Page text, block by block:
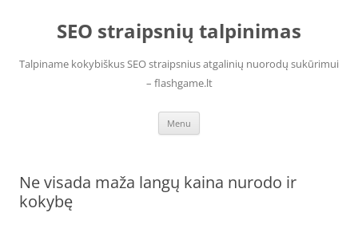
contentSEO straipsnių talpinimas
Talpiname kokybiškus SEO straipsnius atgalinių nuorodų sukūrimui
– flashgame.lt
Menu
Ne visada maža langų kaina nurodo ir
kokybę